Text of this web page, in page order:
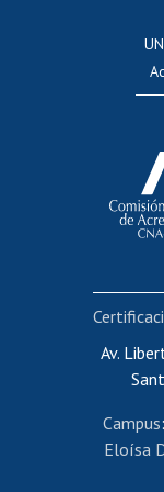
Av.
Campus:
Eloísa